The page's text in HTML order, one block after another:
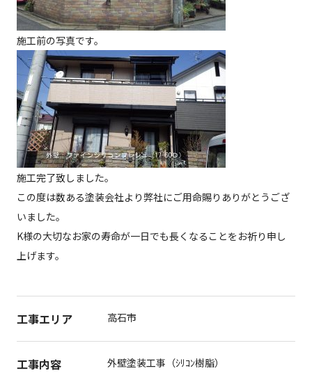
施工前の写真です。
施工完了致しました。
この度は数ある塗装会社より弊社にご用命賜りありがとうござ
いました。
K様の大切なお家の寿命が一日でも長くなることをお祈り申し
上げます。
工事エリア 高石市
工事内容 外壁塗装工事（ｼﾘｺﾝ樹脂）